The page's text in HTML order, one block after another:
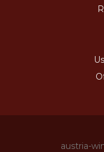
austria-